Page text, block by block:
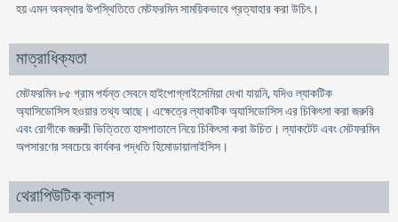
হয় এমন অবস্থার উপস্থিতিতে মেটফরমিন সাময়িকভাবে প্রত্যাহার করা উচিৎ।
মাত্রাধিক্যতা
মেটফরমিন ৮৫ গ্রাম পর্যন্ত সেবনে হাইপোগ্লাইসেমিয়া দেখা যায়নি, যদিও ল্যাকটিক
অ্যাসিডোসিস হওয়ার তথ্য আছে। এক্ষেত্রে ল্যাকটিক অ্যাসিডোসিস এর চিকিৎসা করা জরুরি
এবং রোগীকে জরুরী ভিত্তিতে হাসপাতালে নিয়ে চিকিৎসা করা উচিত। ল্যাকটেট এবং মেটফরমিন
অপসারণের সবচেয়ে কার্যকর পদ্ধতি হিমোডায়ালাইসিস।
থেরাপিউটিক ক্লাস